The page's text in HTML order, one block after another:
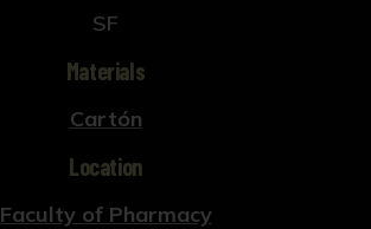
SF
Materials
Cartón
Location
Faculty of Pharmacy